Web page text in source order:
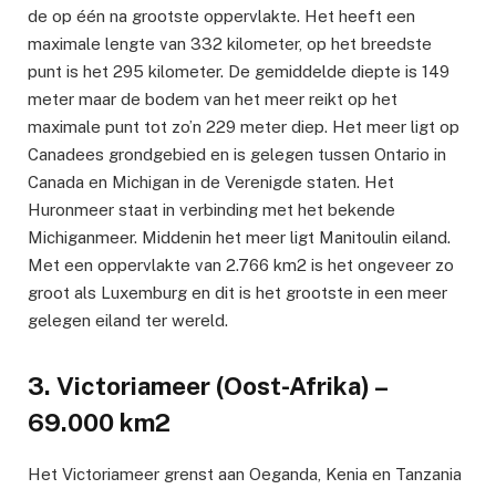
de op één na grootste oppervlakte. Het heeft een
maximale lengte van 332 kilometer, op het breedste
punt is het 295 kilometer. De gemiddelde diepte is 149
meter maar de bodem van het meer reikt op het
maximale punt tot zo’n 229 meter diep. Het meer ligt op
Canadees grondgebied en is gelegen tussen Ontario in
Canada en Michigan in de Verenigde staten. Het
Huronmeer staat in verbinding met het bekende
Michiganmeer. Middenin het meer ligt Manitoulin eiland.
Met een oppervlakte van 2.766 km2 is het ongeveer zo
groot als Luxemburg en dit is het grootste in een meer
gelegen eiland ter wereld.
3. Victoriameer (Oost-Afrika) –
69.000 km2
Het Victoriameer grenst aan Oeganda, Kenia en Tanzania